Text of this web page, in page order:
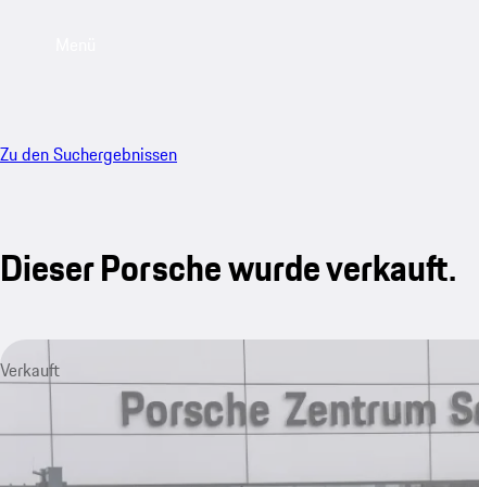
Zu den Suchergebnissen
Dieser Porsche wurde verkauft.
Verkauft